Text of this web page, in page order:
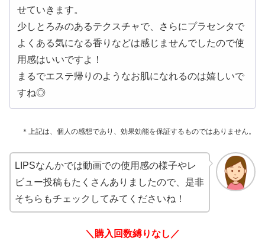
せていきます。
少しとろみのあるテクスチャで、さらにプラセンタで
よくある気になる香りなどは感じませんでしたので使
用感はいいですよ！
まるでエステ帰りのようなお肌になれるのは嬉しいで
すね◎
＊上記は、個人の感想であり、効果効能を保証するものではありません。
LIPSなんかでは動画での使用感の様子やレ
ビュー投稿もたくさんありましたので、是非
そちらもチェックしてみてくださいね！
＼購入回数縛りなし／